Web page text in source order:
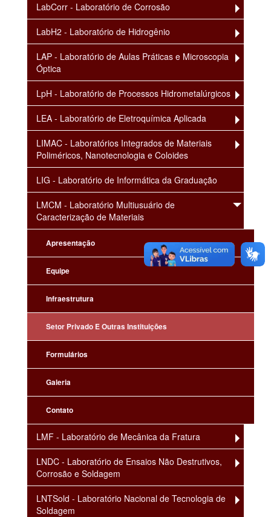
LabCorr - Laboratório de Corrosão
LabH2 - Laboratório de Hidrogênio
LAP - Laboratório de Aulas Práticas e Microscopia
Óptica
LpH - Laboratório de Processos Hidrometalúrgicos
LEA - Laboratório de Eletroquímica Aplicada
LIMAC - Laboratórios Integrados de Materiais
Poliméricos, Nanotecnologia e Coloides
LIG - Laboratório de Informática da Graduação
LMCM - Laboratório Multiusuário de
Caracterização de Materiais
Apresentação
Equipe
Infraestrutura
Setor Privado E Outras Instituições
Formulários
Galeria
Contato
LMF - Laboratório de Mecânica da Fratura
LNDC - Laboratório de Ensaios Não Destrutivos,
Corrosão e Soldagem
LNTSold - Laboratório Nacional de Tecnologia de
Soldagem